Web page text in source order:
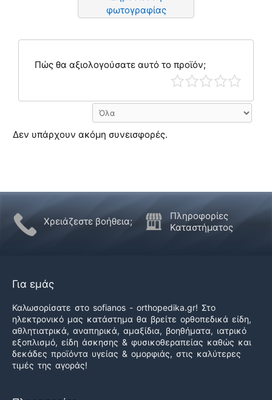
φωτογραφίας
Πώς θα αξιολογούσατε αυτό το προϊόν;
Δεν υπάρχουν ακόμη συνεισφορές.
Χρειάζεστε βοήθεια;
Πληροφορίες
Καταστήματος
Για εμάς
Καλωσορίσατε στο sofianos - orthopedika.gr! Στο
ηλεκτρονικό μας κατάστημα θα βρείτε ορθοπεδικά είδη,
αθλητιατρικά, αναπηρικά, αμαξίδια, βοηθήματα, ιατρικό
εξοπλισμό, είδη άσκησης & φυσικοθεραπείας καθώς και
δεκάδες προϊόντα υγείας & ομορφιάς, στις καλύτερες
τιμές της αγοράς!